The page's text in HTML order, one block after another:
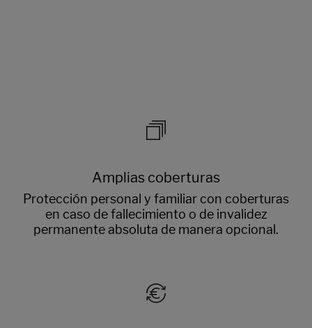
Amplias coberturas
Protección personal y familiar con coberturas
en caso de fallecimiento o de invalidez
permanente absoluta de manera opcional.